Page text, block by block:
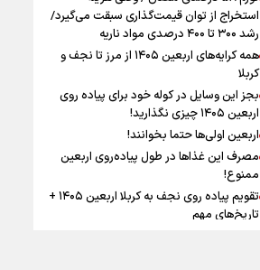
افزوده چقدر است؟
اینفوبرنا/ سقف معافیت مالیاتی
حقوق کارکنان دولت و بازنشستگان
در بودجه ۱۴۰۵ چقدر است؟
استخراج از توان قیمت‌گذاری سبقت می‌گیرد/
رشد ۳۰۰ تا ۴۰۰ درصدی مواد ناریه
همه کرایه‌های اربعین ۱۴۰۵ از مرز تا نجف و
کربلا
بجز این وسایل در کوله خود برای پیاده روی
اربعین ۱۴۰۵ چیزی نگذارید!
اربعین اولی‌ها حتما بخوانند!
مصرف این غذاها در طول پیاده‌روی اربعین
ممنوع!
تقویم پیاده روی نجف به کربلا اربعین ۱۴۰۵ +
تاریخ‌های مهم